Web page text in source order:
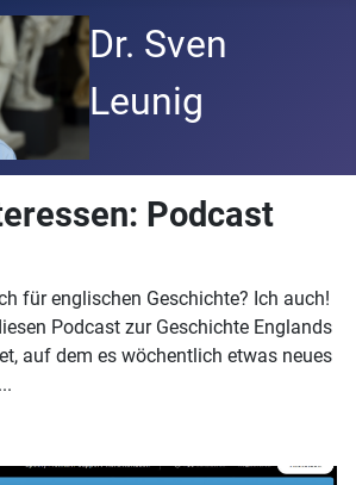
Dr. Sven
Leunig
Podcast
für englischen Geschichte? Ich auch!
Podcast zur Geschichte Englands
auf dem es wöchentlich etwas neues